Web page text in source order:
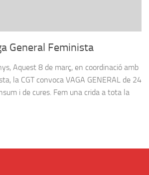
General Feminista
Aquest 8 de març, en coordinació amb
la CGT convoca VAGA GENERAL de 24
i de cures. Fem una crida a tota la